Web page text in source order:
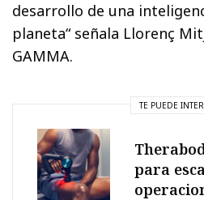
desarrollo de una
planeta“ señala Llorenç
GAMMA.
TE PUEDE
para